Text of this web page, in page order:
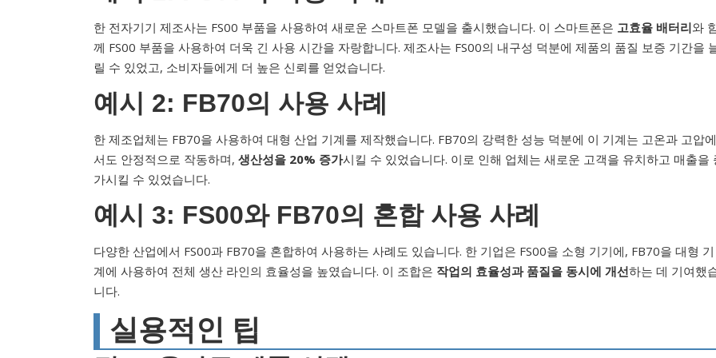
한 전자기기 제조사는 FS00 부품을 사용하여 새로운 스마트폰 모델을 출시했습니다. 이 스마트폰은 고효율 배터리와
께 FS00 부품을 사용하여 더욱 긴 사용 시간을 자랑합니다. 제조사는 FS00의 내구성 덕분에 제품의 품질 보증 기간을
릴 수 있었고, 소비자들에게 더 높은 신뢰를 얻었습니다.
예시 2: FB70의 사용 사례
한 제조업체는 FB70을 사용하여 대형 산업 기계를 제작했습니다. FB70의 강력한 성능 덕분에 이 기계는 고온과 고압에
서도 안정적으로 작동하며, 생산성을 20% 증가시킬 수 있었습니다. 이로 인해 업체는 새로운 고객을 유치하고 매출을
가시킬 수 있었습니다.
예시 3: FS00와 FB70의 혼합 사용 사례
다양한 산업에서 FS00과 FB70을 혼합하여 사용하는 사례도 있습니다. 한 기업은 FS00을 소형 기기에, FB70을 대형 기
계에 사용하여 전체 생산 라인의 효율성을 높였습니다. 이 조합은 작업의 효율성과 품질을 동시에 개선하는 데 기여했
니다.
실용적인 팁